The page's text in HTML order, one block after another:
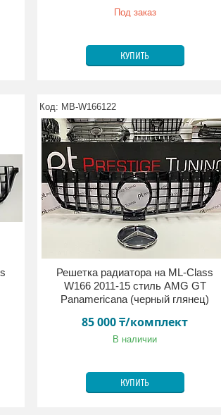
Под заказ
КУПИТЬ
MB-W166122
Решетка радиатора на ML-Class
W166 2011-15 стиль AMG GT
Panamericana (черный глянец)
85 000 ₸/комплект
В наличии
КУПИТЬ